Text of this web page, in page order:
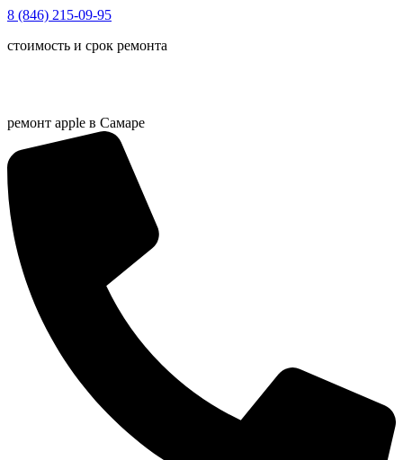
Перейти
содержимому
8 (846) 215-09-95
стоимость и срок ремонта
ремонт apple в Самаре